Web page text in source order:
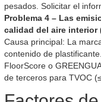
pesados. Solicitar el
Problema 4 – Las
calidad del aire interior
Causa principal: La
contenido de
FloorScore o
de terceros para TVOC